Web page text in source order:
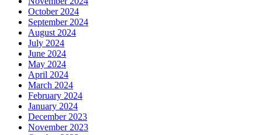
October 2024
September 2024
August 2024
July 2024
June 2024
May 2024
April 2024
March 2024
February 2024
January 2024
December 2023
November 2023